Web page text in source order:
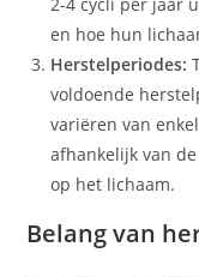
en hoe hun
Herstelperiodes:
voldoende
variëren van
afhankelijk van
op het lichaam.
Belang van